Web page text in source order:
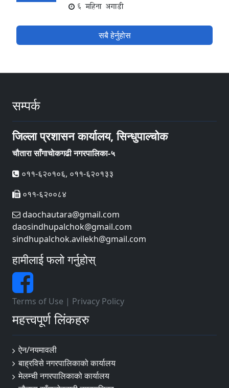
6 महिना अगाडी
सबै हेर्नुहोस
सम्पर्क
जिल्ला प्रशासन कार्यालय, सिन्धुपाल्चोक
चौतारा साँगाचाेकगढी नगरपालिका-५
०११-६२०१०६, ०११-६२०१३३
०११-६२००८४
daochautara@gmail.com
daosindhupalchok@gmail.com
sindhupalchok.avilekh@gmail.com
हामीलाई फलो गर्नुहोस्
Terms of Use | Privacy Policy
महत्त्वपूर्ण लिंकहरु
ऐन/नयमावली
बाह्रविसे नगरपालिकाको कार्यालय
मेलम्ची नगरपालिकाको कार्यालय